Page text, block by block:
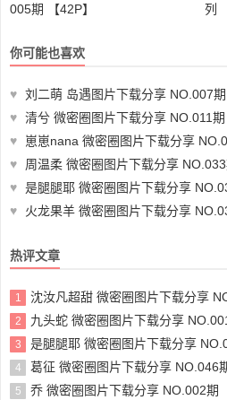
005期 【42P】
列
你可能也喜欢
♥ 刘二萌 岛遇图片下载分享 NO.007期 【25P
♥ 清兮 微密圈图片下载分享 NO.011期
♥
崽崽nana 微密圈图片下载分享 NO.043期 【
♥
周温柔 微密圈图片下载分享 NO.033期 【
♥ 是腿腿耶 微密圈图片下载分享 NO.035期 【
♥
火龙果羊 微密圈图片下载分享 NO.034期 【
热评文章
1 沈汝凡超甜 微密圈图片下载分享 NO.016期 【
2 九头蛇 微密圈图片下载分享
3 是腿腿耶 微密圈图片下载分享 NO.039期 【
4 葛征 微密圈图片下载分享 NO.046期 【
5 乔 微密圈图片下载分享 NO.002期